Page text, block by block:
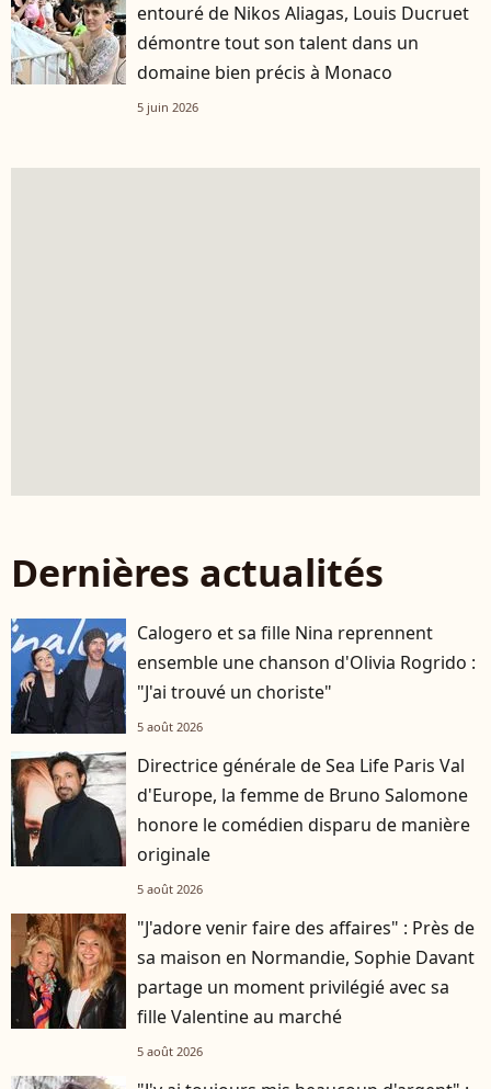
entouré de Nikos Aliagas, Louis Ducruet
démontre tout son talent dans un
domaine bien précis à Monaco
5 juin 2026
Dernières actualités
Calogero et sa fille Nina reprennent
ensemble une chanson d'Olivia Rogrido :
"J'ai trouvé un choriste"
5 août 2026
Directrice générale de Sea Life Paris Val
d'Europe, la femme de Bruno Salomone
honore le comédien disparu de manière
originale
5 août 2026
"J'adore venir faire des affaires" : Près de
sa maison en Normandie, Sophie Davant
partage un moment privilégié avec sa
fille Valentine au marché
5 août 2026